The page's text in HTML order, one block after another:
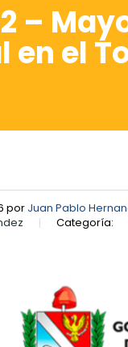
–
en el
por Juan Pablo
Categoría: